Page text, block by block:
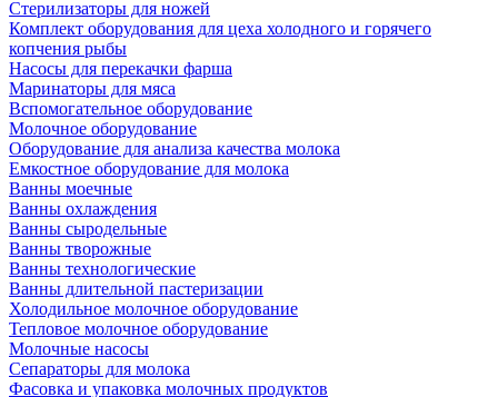
Стерилизаторы для ножей
Комплект оборудования для цеха холодного и горячего
копчения рыбы
Насосы для перекачки фарша
Маринаторы для мяса
Вспомогательное оборудование
Молочное оборудование
Оборудование для анализа качества молока
Емкостное оборудование для молока
Ванны моечные
Ванны охлаждения
Ванны сыродельные
Ванны творожные
Ванны технологические
Ванны длительной пастеризации
Холодильное молочное оборудование
Тепловое молочное оборудование
Молочные насосы
Сепараторы для молока
Фасовка и упаковка молочных продуктов